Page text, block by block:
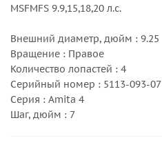
MSFMFS 9.9,15,18,20 л.с.
Внешний диаметр, дюйм : 9.25
Вращение : Правое
Количество лопастей : 4
Серийный номер : 5113-093-07
Серия : Amita 4
Шаг, дюйм : 7